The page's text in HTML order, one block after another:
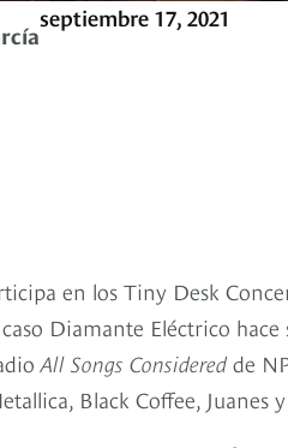
septiembre 17, 2021
en los Tiny Desk
Diamante Eléctrico
All Songs Considered de
Black Coffee, Juanes